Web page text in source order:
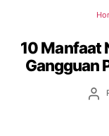
10 Manfaat
Gangguan
Post